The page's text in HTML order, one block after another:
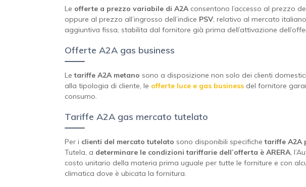
Le offerte a prezzo variabile di A2Aconsentono l’accesso al prezzo
oppure al prezzo all’ingrosso dell’indice PSV, relativo al mercato
aggiuntiva fissa, stabilita dal fornitore già prima dell’attivazione
Offerte A2A gas business
Letariffe A2A metano sono a disposizione non solo dei clienti
alla tipologia di cliente, le offerte luce e gas business del fornitore
consumo.
Tariffe A2A gas mercato tutelato
Per i clienti del mercato tutelato sono disponibili specifichetariffe A2A
Tutela, a determinare le condizioni tariffarie dell’offerta è ARERA,
costo unitario della materia prima uguale per tutte le forniture e con
climatica dove è ubicata la fornitura.